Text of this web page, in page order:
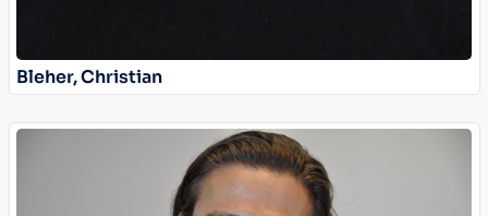
Bleher, Christian